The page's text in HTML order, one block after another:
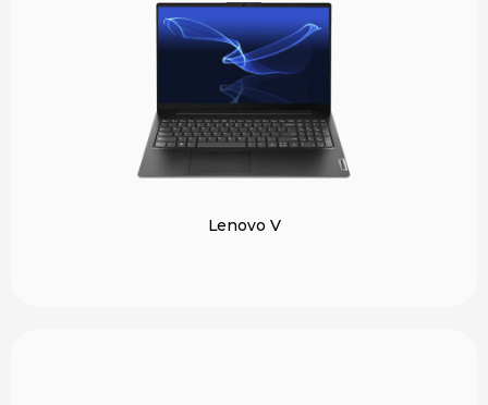
Lenovo V